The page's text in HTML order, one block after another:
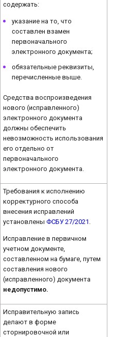
содержать:
указание на то, что
составлен взамен
первоначального
электронного документа;
обязательные реквизиты,
перечисленные выше.
Средства воспроизведения
нового (исправленного)
электронного документа
должны обеспечить
невозможность использования
его отдельно от
первоначального
электронного документа.
Требования к исполнению
корректурного способа
внесения исправлений
установленыФСБУ 27/2021 .
Исправление в первичном
учетном документе,
составленном на бумаге, путем
составления нового
(исправленного) документа
недопустимо.
Исправительную запись
делают в форме
сторнировочной или